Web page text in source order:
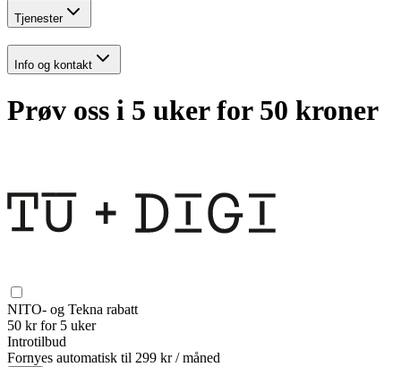
Tjenester
Info og kontakt
Prøv oss i 5 uker for 50 kroner
NITO- og Tekna rabatt
50 kr for 5 uker
Introtilbud
Fornyes automatisk til 299 kr / måned